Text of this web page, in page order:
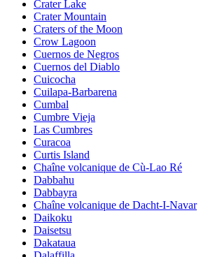
Crater Lake
Crater Mountain
Craters of the Moon
Crow Lagoon
Cuernos de Negros
Cuernos del Diablo
Cuicocha
Cuilapa-Barbarena
Cumbal
Cumbre Vieja
Las Cumbres
Curacoa
Curtis Island
Chaîne volcanique de Cù-Lao Ré
Dabbahu
Dabbayra
Chaîne volcanique de Dacht-I-Navar
Daikoku
Daisetsu
Dakataua